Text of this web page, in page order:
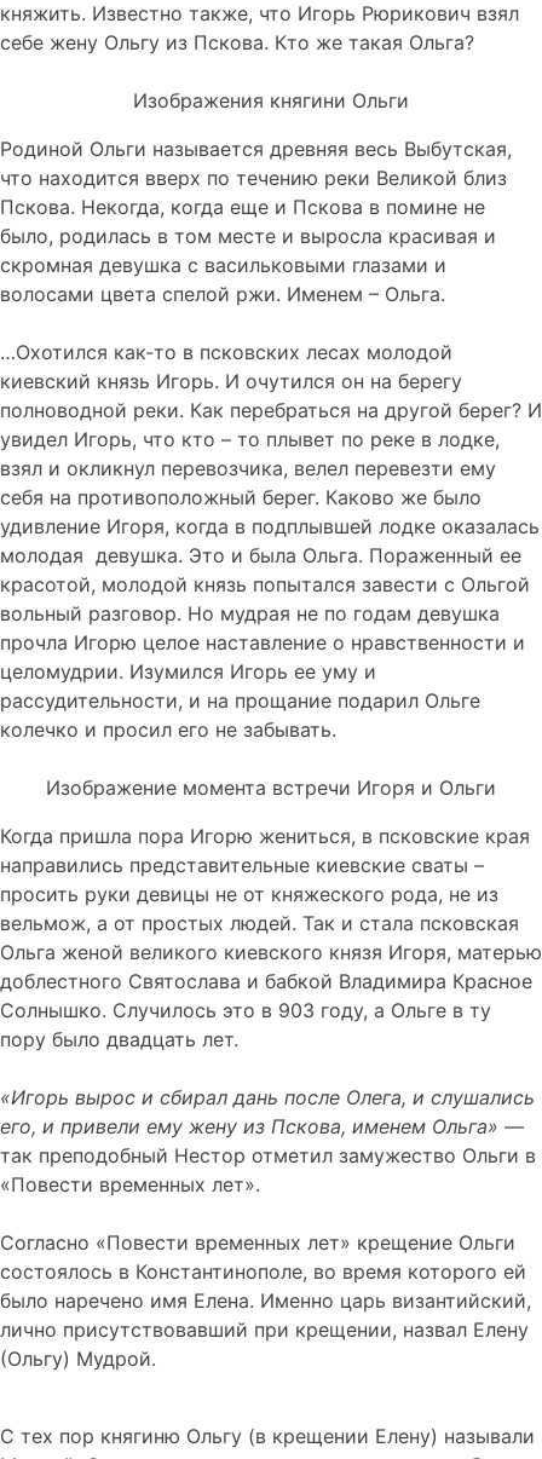
княжить. Известно также, что Игорь Рюрикович взял
себе жену Ольгу из Пскова. Кто же такая Ольга?
Изображения княгини Ольги
Родиной Ольги называется древняя весь Выбутская,
что находится вверх по течению реки Великой близ
Пскова. Некогда, когда еще и Пскова в помине не
было, родилась в том месте и выросла красивая и
скромная девушка с васильковыми глазами и
волосами цвета спелой ржи. Именем – Ольга.
…Охотился как-то в псковских лесах молодой
киевский князь Игорь. И очутился он на берегу
полноводной реки. Как перебраться на другой берег? И
увидел Игорь, что кто – то плывет по реке в лодке,
взял и окликнул перевозчика, велел перевезти ему
себя на противоположный берег. Каково же было
удивление Игоря, когда в подплывшей лодке оказалась
молодая девушка. Это и была Ольга. Пораженный ее
красотой, молодой князь попытался завести с Ольгой
вольный разговор. Но мудрая не по годам девушка
прочла Игорю целое наставление о нравственности и
целомудрии. Изумился Игорь ее уму и
рассудительности, и на прощание подарил Ольге
колечко и просил его не забывать.
Изображение момента встречи Игоря и Ольги
Когда пришла пора Игорю жениться, в псковские края
направились представительные киевские сваты –
просить руки девицы не от княжеского рода, не из
вельмож, а от простых людей. Так и стала псковская
Ольга женой великого киевского князя Игоря, матерью
доблестного Святослава и бабкой Владимира Красное
Солнышко. Случилось это в 903 году, а Ольге в ту
пору было двадцать лет.
«Игорь вырос и сбирал дань после Олега, и слушались
его, и привели ему жену из Пскова, именем Ольга» —
так преподобный Нестор отметил замужество Ольги в
«Повести временных лет».
Согласно «Повести временных лет» крещение Ольги
состоялось в Константинополе, во время которого ей
было наречено имя Елена. Именно царь византийский,
лично присутствовавший при крещении, назвал Елену
(Ольгу) Мудрой.
С тех пор княгиню Ольгу (в крещении Елену) называли